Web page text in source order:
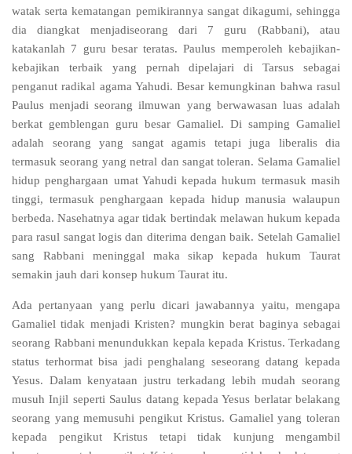
watak serta kematangan pemikirannya sangat dikagumi, sehingga
dia diangkat menjadiseorang dari 7 guru (Rabbani), atau
katakanlah 7 guru besar teratas. Paulus memperoleh kebajikan-
kebajikan terbaik yang pernah dipelajari di Tarsus sebagai
penganut radikal agama Yahudi. Besar kemungkinan bahwa rasul
Paulus menjadi seorang ilmuwan yang berwawasan luas adalah
berkat gemblengan guru besar Gamaliel. Di samping Gamaliel
adalah seorang yang sangat agamis tetapi juga liberalis dia
termasuk seorang yang netral dan sangat toleran. Selama Gamaliel
hidup penghargaan umat Yahudi kepada hukum termasuk masih
tinggi, termasuk penghargaan kepada hidup manusia walaupun
berbeda. Nasehatnya agar tidak bertindak melawan hukum kepada
para rasul sangat logis dan diterima dengan baik. Setelah Gamaliel
sang Rabbani meninggal maka sikap kepada hukum Taurat
semakin jauh dari konsep hukum Taurat itu.
Ada pertanyaan yang perlu dicari jawabannya yaitu, mengapa
Gamaliel tidak menjadi Kristen? mungkin berat baginya sebagai
seorang Rabbani menundukkan kepala kepada Kristus. Terkadang
status terhormat bisa jadi penghalang seseorang datang kepada
Yesus. Dalam kenyataan justru terkadang lebih mudah seorang
musuh Injil seperti Saulus datang kepada Yesus berlatar belakang
seorang yang memusuhi pengikut Kristus. Gamaliel yang toleran
kepada pengikut Kristus tetapi tidak kunjung mengambil